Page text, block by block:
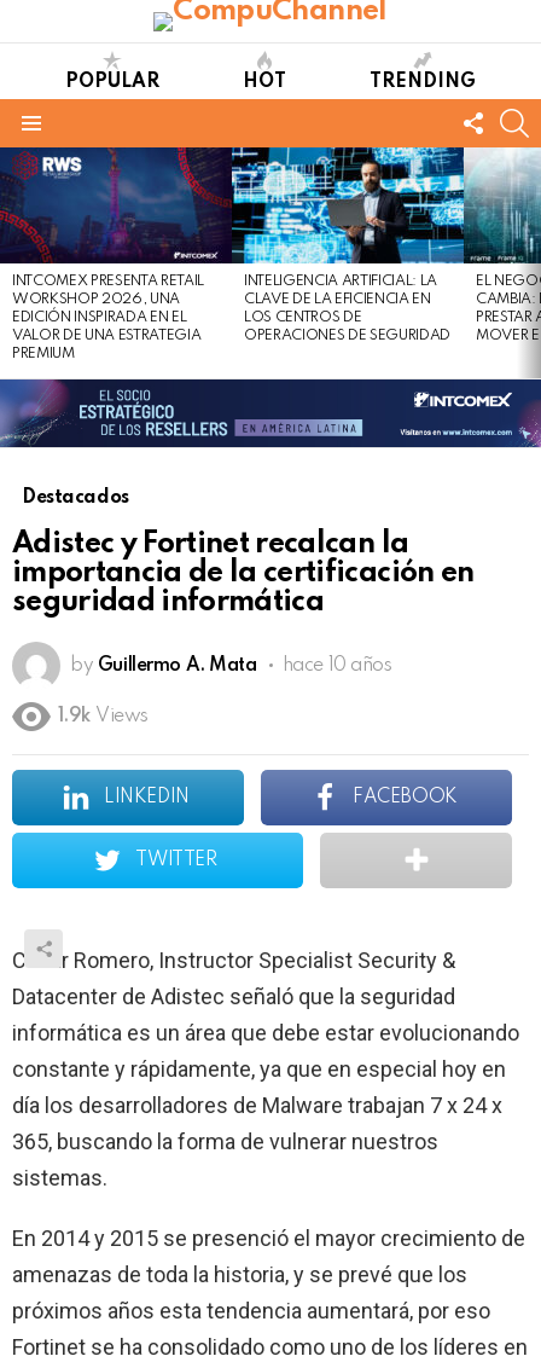
POPULAR HOT TRENDING
US
LATEST
STORIES
INTCOMEX PRESENTA RETAIL
WORKSHOP 2026, UNA
EDICIÓN INSPIRADA EN EL
VALOR DE UNA ESTRATEGIA
PREMIUM
INTELIGENCIA ARTIFICIAL: LA
CLAVE DE LA EFICIENCIA EN
LOS CENTROS DE
OPERACIONES DE SEGURIDAD
EL
CAMBIA:
MOVER
Destacados
Adistec y Fortinet recalcan la
importancia de la certificación en
seguridad informática
by Guillermo A. Mata hace 10 años
1.9k Views
LINKEDIN FACEBOOK
TWITTER
César Romero, Instructor Specialist Security &
Datacenter de Adistec señaló que la seguridad
informática es un área que debe estar evolucionando
constante y rápidamente, ya que en especial hoy en
día los desarrolladores de Malware trabajan 7 x 24 x
365, buscando la forma de vulnerar nuestros
sistemas.
En 2014 y 2015 se presenció el mayor crecimiento de
amenazas de toda la historia, y se prevé que los
próximos años esta tendencia aumentará, por eso
Fortinet se ha consolidado como uno de los líderes en